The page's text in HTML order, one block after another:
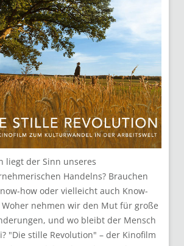
liegt der Sinn unseres
Handelns? Brauchen
how oder vielleicht auch Know-
Woher nehmen wir den Mut für große
und wo bleibt der Mensch
"Die stille Revolution" – der Kinofilm